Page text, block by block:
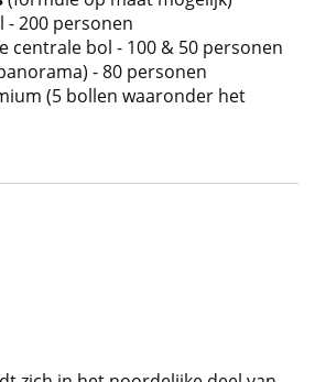
- 200 personen
centrale bol - 100 & 50 personen
- 80 personen
(5 bollen waaronder het